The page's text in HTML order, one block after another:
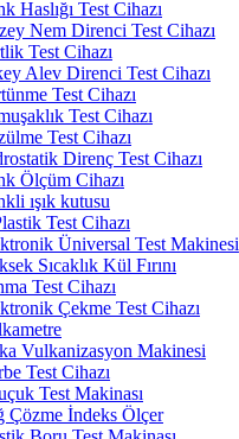
Haslığı Test Cihazı
Nem Direnci Test Cihazı
Test Cihazı
Alev Direnci Test Cihazı
Test Cihazı
Test Cihazı
Test Cihazı
Direnç Test Cihazı
Ölçüm Cihazı
ışık kutusu
Test Cihazı
Üniversal Test Makinesi
Sıcaklık Kül Fırını
Test Cihazı
Çekme Test Cihazı
Vulkanizasyon Makinesi
Test Cihazı
Test Makinası
Çözme İndeks Ölçer